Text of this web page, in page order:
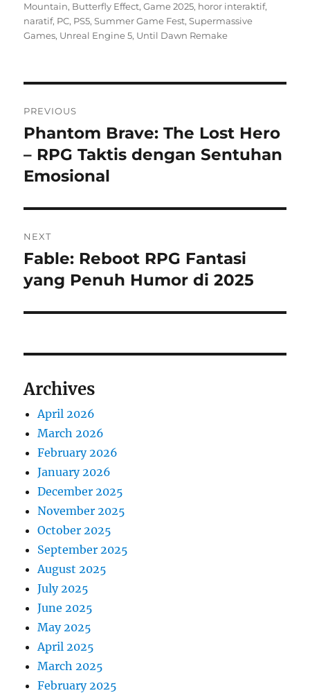
on
Mountain, Butterfly Effect,Game 2025, horor interaktif,
naratif, PC, PS5,Summer Game Fest,Supermassive
Games, Unreal Engine 5, Until Dawn Remake
navigation
PREVIOUS
Previous
post:
Phantom Brave: The Lost Hero
– RPG Taktis dengan Sentuhan
Emosional
NEXT
Next
post:
Fable: Reboot RPG Fantasi
yang Penuh Humor di 2025
Archives
April 2026
March 2026
February 2026
January 2026
December 2025
November 2025
October 2025
September 2025
August 2025
July 2025
June 2025
May 2025
April 2025
March 2025
February 2025